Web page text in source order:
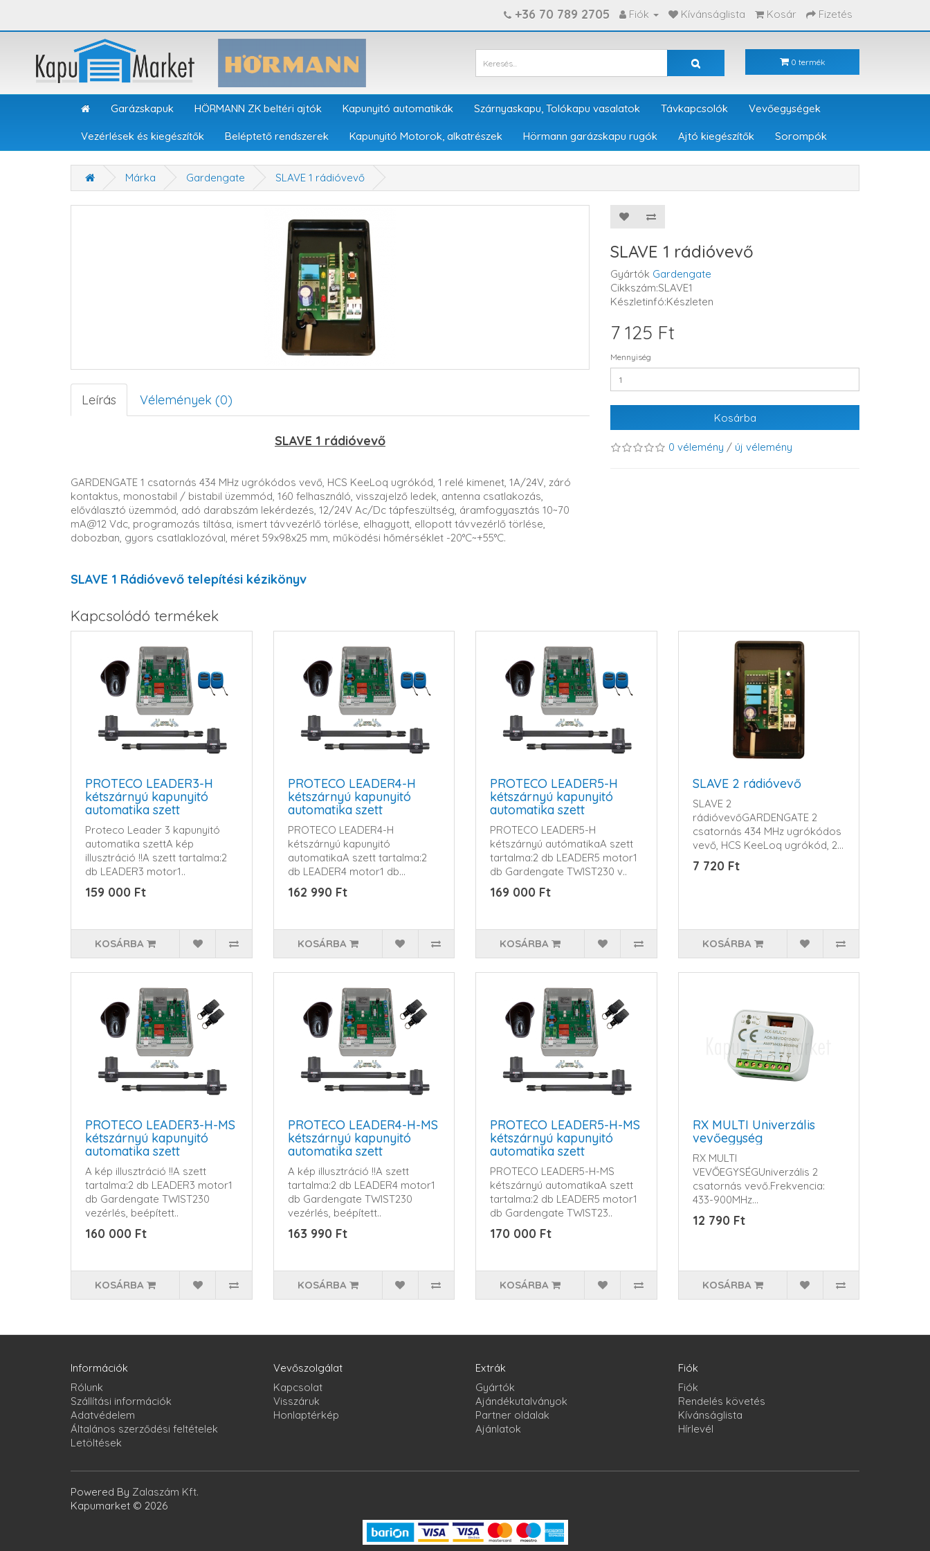
+36 70 789 2705 Fiók Kívánságlista Kosár Fizetés
0 termék
Garázskapuk HÖRMANN ZK beltéri ajtók Kapunyitó automatikák Szárnyaskapu, Tolókapu vasalatok Távkapcsolók Vevőegységek
Vezérlések és kiegészítők Beléptető rendszerek Kapunyitó Motorok, alkatrészek Hörmann garázskapu rugók Ajtó kiegészítők Sorompók
Márka Gardengate SLAVE 1 rádióvevő
Leírás Vélemények (0)
SLAVE 1 rádióvevő
GARDENGATE 1 csatornás 434 MHz ugrókódos vevő, HCS KeeLoq ugrókód, 1 relé kimenet, 1A/24V, záró
kontaktus, monostabil / bistabil üzemmód, 160 felhasználó, visszajelző ledek, antenna csatlakozás,
előválasztó üzemmód, adó darabszám lekérdezés, 12/24V Ac/Dc tápfeszültség, áramfogyasztás 10~70
mA@12 Vdc, programozás tiltása, ismert távvezérlő törlése, elhagyott, ellopott távvezérlő törlése,
dobozban, gyors csatlaklozóval, méret 59x98x25 mm, működési hőmérséklet -20°C~+55°C.
SLAVE 1 Rádióvevő telepítési kézikönyv
SLAVE 1 rádióvevő
Gyártók Gardengate
Cikkszám:SLAVE1
Készletinfó:Készleten
7 125 Ft
Mennyiség
Kosárba
0 vélemény / új vélemény
Kapcsolódó termékek
PROTECO LEADER3-H
kétszárnyú kapunyitó
automatika szett
Proteco Leader 3 kapunyitó
automatika szettA kép
illusztráció !!A szett tartalma:2
db LEADER3 motor1..
159 000 Ft
KOSÁRBA
PROTECO LEADER4-H
kétszárnyú kapunyitó
automatika szett
PROTECO LEADER4-H
kétszárnyú kapunyitó
automatikaA szett tartalma:2
db LEADER4 motor1 db
Gardengate ..
162 990 Ft
KOSÁRBA
PROTECO LEADER5-H
kétszárnyú kapunyitó
automatika szett
PROTECO LEADER5-H
kétszárnyú autómatikaA szett
tartalma:2 db LEADER5 motor1
db Gardengate TWIST230 v..
169 000 Ft
KOSÁRBA
SLAVE 2 rádióvevő
SLAVE 2
rádióvevőGARDENGATE 2
csatornás 434 MHz ugrókódos
vevő, HCS KeeLoq ugrókód, 2
relé kimenet, ..
7 720 Ft
KOSÁRBA
PROTECO LEADER3-H-MS
kétszárnyú kapunyitó
automatika szett
A kép illusztráció !!A szett
tartalma:2 db LEADER3 motor1
db Gardengate TWIST230
vezérlés, beépített..
160 000 Ft
KOSÁRBA
PROTECO LEADER4-H-MS
kétszárnyú kapunyitó
automatika szett
A kép illusztráció !!A szett
tartalma:2 db LEADER4 motor1
db Gardengate TWIST230
vezérlés, beépített..
163 990 Ft
KOSÁRBA
PROTECO LEADER5-H-MS
kétszárnyú kapunyitó
automatika szett
PROTECO LEADER5-H-MS
kétszárnyú automatikaA szett
tartalma:2 db LEADER5 motor1
db Gardengate TWIST23..
170 000 Ft
KOSÁRBA
RX MULTI Univerzális
vevőegység
RX MULTI
VEVŐEGYSÉGUniverzális 2
csatornás vevő.Frekvencia:
433-900MHz
AM/FMRátanítható
távkapcsoló..
12 790 Ft
KOSÁRBA
Információk
Rólunk
Szállítási információk
Adatvédelem
Általános szerződési feltételek
Letöltések
Vevőszolgálat
Kapcsolat
Visszáruk
Honlaptérkép
Extrák
Gyártók
Ajándékutalványok
Partner oldalak
Ajánlatok
Fiók
Fiók
Rendelés követés
Kívánságlista
Hírlevél
Powered By Zalaszám Kft.
Kapumarket © 2026